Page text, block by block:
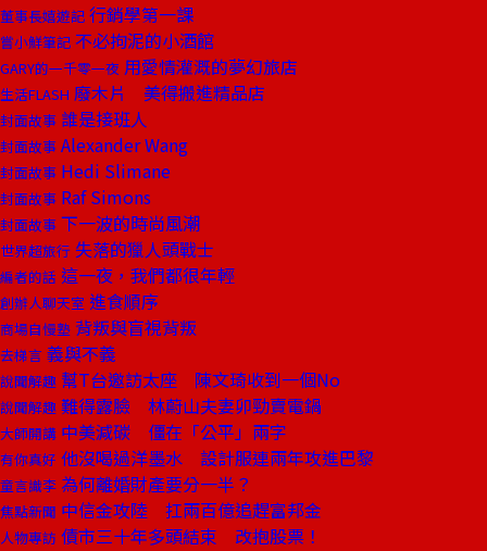
董事長嬉遊記 行銷學第一課
嘗小鮮筆記 不必拘泥的小酒館
GARY的一千零一夜 用愛情灌溉的夢幻旅店
生活FLASH 廢木片 美得搬進精品店
封面故事 誰是接班人
封面故事 Alexander Wang
封面故事 Hedi Slimane
封面故事 Raf Simons
封面故事 下一波的時尚風潮
世界超旅行 失落的獵人頭戰士
編者的話 這一夜，我們都很年輕
創辦人聊天室 進食順序
商場自慢塾 背叛與盲視背叛
去梯言 義與不義
說聞解趣 幫T台邀訪太座 陳文琦收到一個No
說聞解趣 難得露臉 林蔚山夫妻卯勁賣電鍋
大師開講 中美減碳 僵在「公平」兩字
有你真好 他沒喝過洋墨水 設計服連兩年攻進巴黎
童言識李 為何離婚財產要分一半？
焦點新聞 中信金攻陸 扛兩百億追趕富邦金
人物專訪 債市三十年多頭結束 改抱股票！